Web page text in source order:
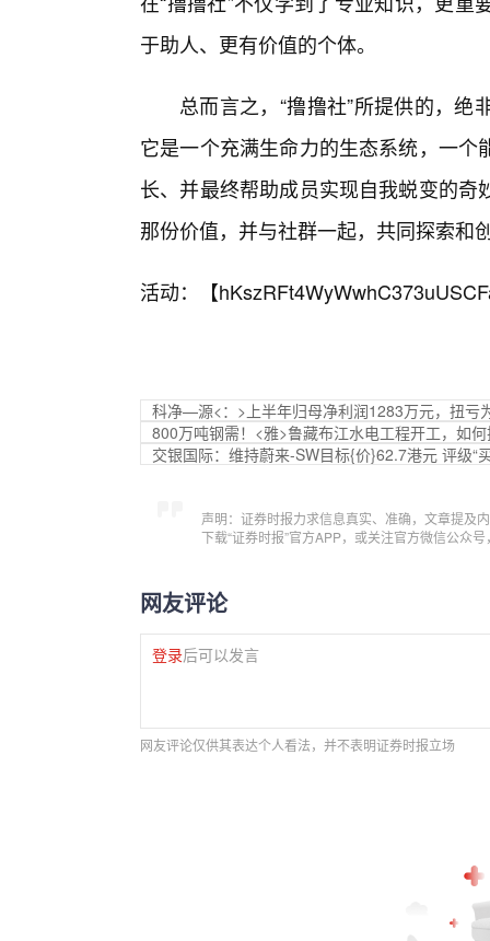
于助人、更有价值的个体。
总而言之，“撸撸社”所提供的，
它是一个充满生命力的生态系统，一
长、并最终帮助成员实现自我蜕变的
那份价值，并与社群一起，共同探索和
活动：【
科净—源<：>上半年归母净利润1283万元，扭亏
800万吨钢需！<雅>鲁藏布江水电工程开工，如
交银国际：维持蔚来-SW目标{价}62.7港元 评级“
声明：证券时报力求信息真实、准确，文章提及
下载“证券时报”官方APP，或关注官方微信公众
网友评论
登录后可以发言
网友评论仅供其表达个人看法，并不表明证券时报立场